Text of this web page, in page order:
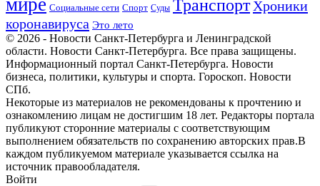
Социальные сети Спорт Суды Транспорт Хроники
коронавируса Это лето
© 2026 - Новости Санкт-Петербурга и Ленинградской
области. Новости Санкт-Петербурга. Все права защищены.
Информационный портал Санкт-Петербурга. Новости
бизнеса, политики, культуры и спорта. Гороскоп. Новости
СПб.
Некоторые из материалов не рекомендованы к прочтению и
ознакомлению лицам не достигшим 18 лет. Редакторы портала
публикуют сторонние материалы с соответствующим
выполнением обязательств по сохранению авторских прав.В
каждом публикуемом материале указывается ссылка на
источник правообладателя.
Войти